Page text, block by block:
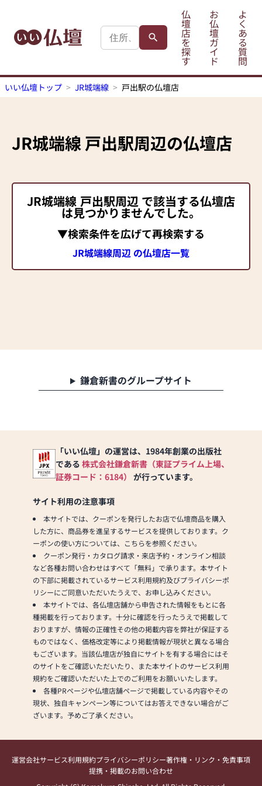
仏
壇
店
を
探
す
お
仏
壇
ガ
イ
ド
よ
く
あ
る
質
問
いい仏壇トップ JR城端線 戸出駅の仏壇店
JR城端線戸出駅周辺の仏壇店
JR城端線 戸出駅周辺 で該当する仏壇店
は見つかりませんでした。
▼検索条件を広げて再検索する
JR城端線周辺 の仏壇店一覧
鎌倉新書のグループサイト
「いい仏壇」の運営は、1984年創業の出版社
である 株式会社鎌倉新書（東証プライム上場、
証券コード：6184） が行っています。
サイト利用の注意事項
本サイトでは、クーポンを発行したお店で仏壇商品を購入
した方に、商品券を進呈するサービスを提供しております。ク
ーポンの使い方については、こちらを参照ください。
クーポン発行・カタログ請求・来店予約・オンライン相談
など各種お問い合わせはすべて「無料」で承ります。本サイト
の下部に掲載されているサービス利用規約及びプライバシーポ
リシーにご同意いただいたうえで、お申し込みください。
本サイトでは、各仏壇店舗から申告された情報をもとに各
種掲載を行っております。十分に確認を行ったうえで掲載して
おりますが、情報の正確性その他の掲載内容を弊社が保証する
ものではなく、価格改定等により掲載情報が現状と異なる場合
もございます。当該仏壇店が独自にサイトを有する場合にはそ
のサイトをご確認いただいたり、また本サイトのサービス利用
規約をご確認いただいた上でのご利用をお願いいたします。
各種PRページや仏壇店舗ページで掲載している内容やその
現状、独自キャンペーン等についてはお答えできない場合がご
ざいます。予めご了承ください。
運営会社サービス利用規約プライバシーポリシー著作権・リンク・免責事項
提携・掲載のお問い合わせ